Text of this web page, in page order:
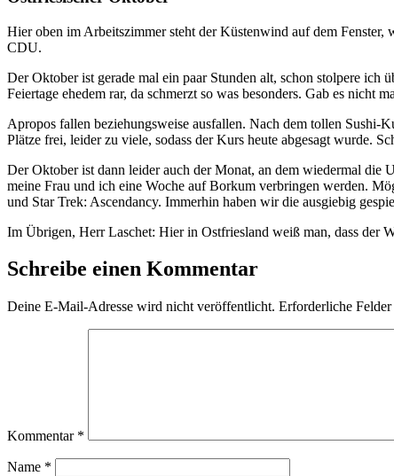
Hier oben im Arbeitszimmer steht der Küstenwind auf dem
CDU.
Der Oktober ist gerade mal ein paar Stunden alt, schon stolpere ich
Feiertage ehedem rar, da schmerzt so was besonders. Gab es nicht
Apropos fallen beziehungsweise ausfallen. Nach dem tollen
Plätze frei, leider zu viele, sodass der Kurs heute abgesagt wurde.
Der Oktober ist dann leider auch der Monat, an dem wiedermal die
meine Frau und ich eine Woche auf Borkum verbringen werden.
und Star Trek: Ascendancy. Immerhin haben wir die ausgiebig
Im Übrigen, Herr Laschet: Hier in Ostfriesland weiß man, dass der
Schreibe einen Kommentar
Deine E-Mail-Adresse wird nicht veröffentlicht. Erforderliche
Kommentar *
Name *